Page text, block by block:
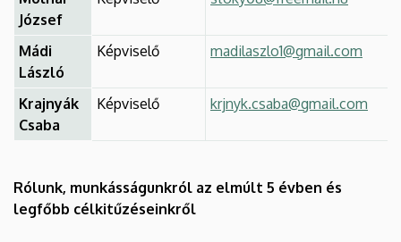
József
Mádi
László
Képviselő madilaszlo1@gmail.com
Krajnyák
Csaba
Képviselő krjnyk.csaba@gmail.com
Rólunk, munkásságunkról az elmúlt 5 évben és
legfőbb célkitűzéseinkről